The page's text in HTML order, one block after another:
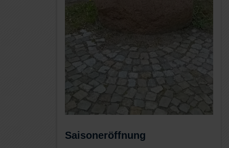
Saisoneröffnung